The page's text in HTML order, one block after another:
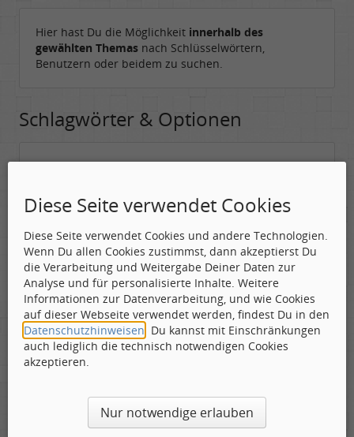
Hier hast Du die Möglichkeit innerhalb des
gewählten Themas nach Schlüsselwörtern,
Benutzern oder beidem zu suchen.
Schlagwörter & Optionen
Suchwörter:
werden soll.
Nach allen angegebenen Begriffen suchen.
Mindestens ein Begriff muss vorhanden sein.
Suche nach Benutzer:
Hier kannst Du (optional) nach einem Benutzer suchen, der den
Beitrag verfasst hat. Du kannst den * als Jokerzeichen benutzen, um
ähnliche Nutzernamen zu finden.
Die Visuelle Bestätigung hilft dabei automatische Spambots
und Scripte von den Diensten dieses Forums abzuhalten.
Derartige Scripte sind normalerweise nicht in der Lage den
Diese Seite verwendet Cookies
Diese Seite verwendet Cookies und andere Technologien.
Wenn Du allen Cookies zustimmst, dann akzeptierst Du
die Verarbeitung und Weitergabe Deiner Daten zur
Analyse und für personalisierte Inhalte. Weitere
Informationen zur Datenverarbeitung, und wie Cookies
auf dieser Webseite verwendet werden, findest Du in den
Datenschutzhinweisen . Du kannst mit Einschränkungen
auch lediglich die technisch notwendigen Cookies
akzeptieren.
Nur notwendige erlauben